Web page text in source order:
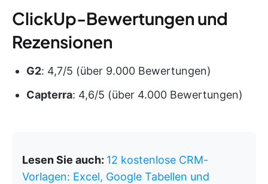
ClickUp-Bewertungen und
Rezensionen
G2: 4,7/5 (über 9.000 Bewertungen)
Capterra: 4,6/5 (über 4.000 Bewertungen)
Lesen Sie auch: 12 kostenlose CRM-
Vorlagen: Excel, Google Tabellen und